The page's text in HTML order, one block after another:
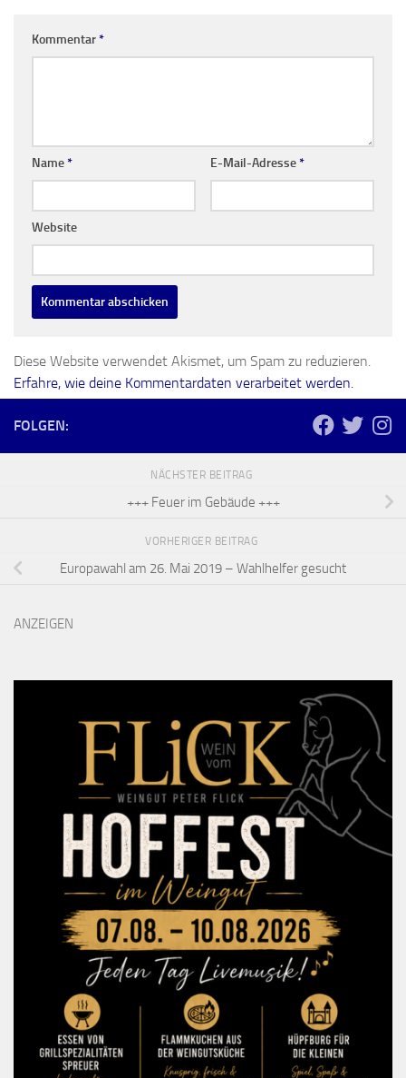
Kommentar*
Name* E-Mail-Adresse*
Website
Diese Website verwendet Akismet, um Spam zu reduzieren.
Erfahre, wie deine Kommentardaten verarbeitet werden.
FOLGEN:
NÄCHSTER BEITRAG
+++ Feuer im Gebäude +++
VORHERIGER BEITRAG
Europawahl am 26. Mai 2019 – Wahlhelfer gesucht
ANZEIGEN